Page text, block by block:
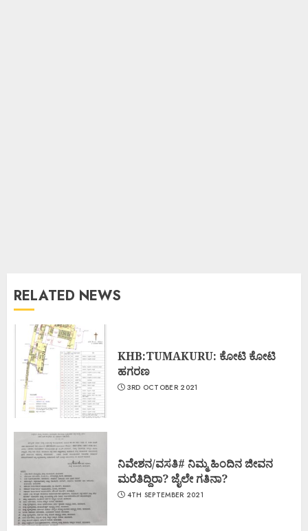
RELATED NEWS
KHB:TUMAKURU: ಕೋಟಿ ಕೋಟಿ
ಹಗರಣ
3RD OCTOBER 2021
ನಿವೇಶನ/ವಸತಿ# ನಿಮ್ಮ ಹಿಂದಿನ ಜೀವನ
ಮರೆತಿದ್ದಿರಾ? ಜೈಲೇ ಗತಿನಾ?
4TH SEPTEMBER 2021